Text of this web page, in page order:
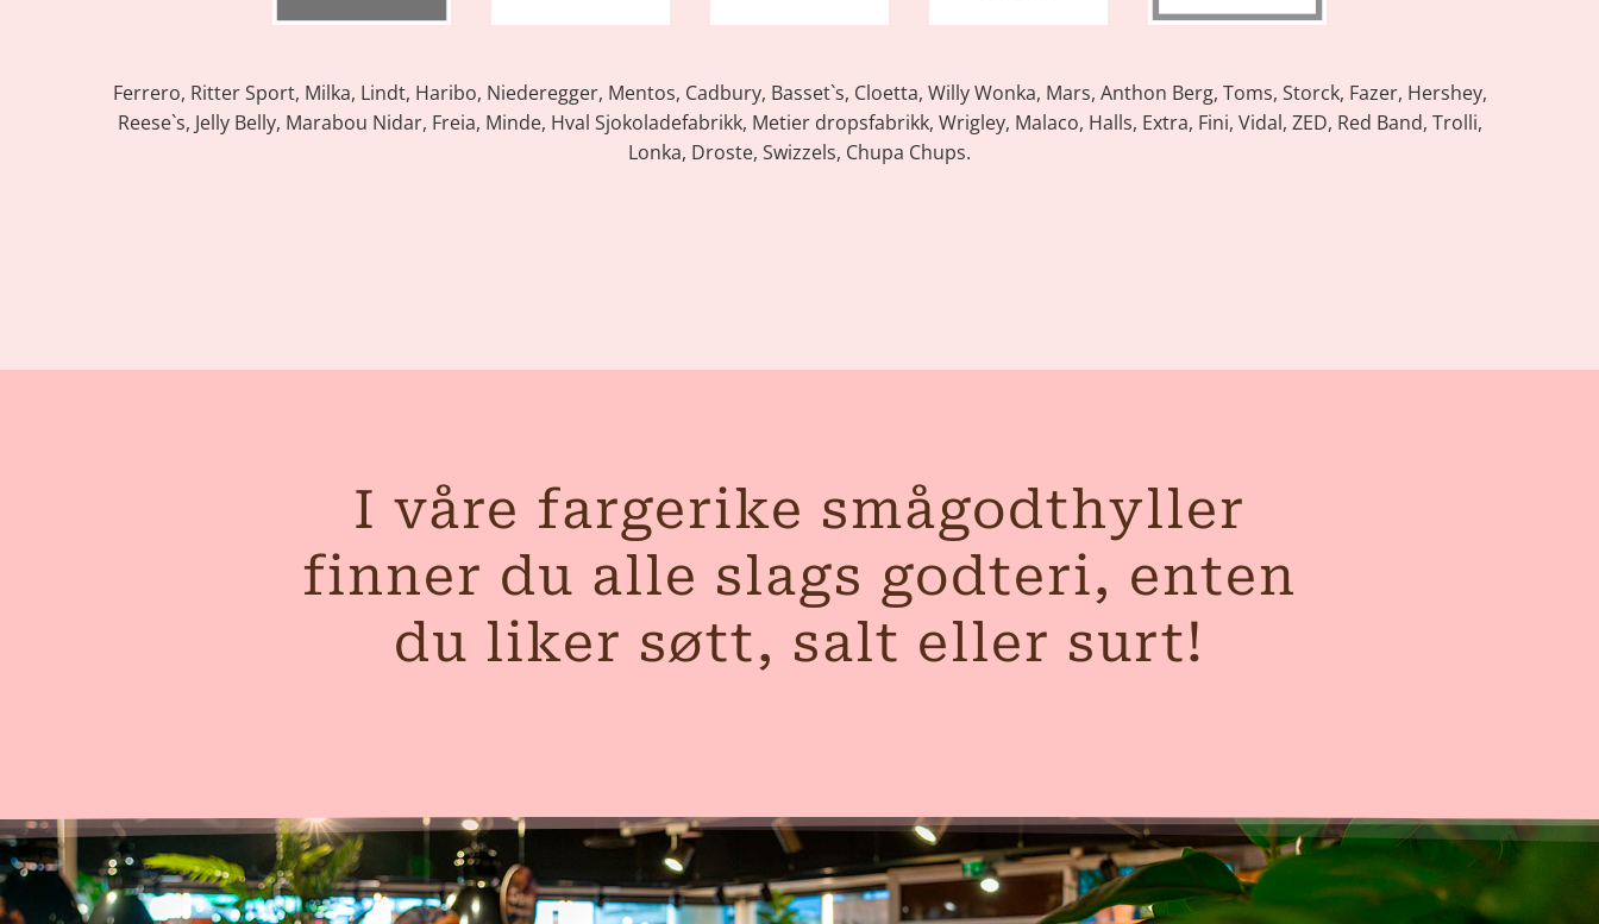
Ferrero, Ritter Sport, Milka, Lindt, Haribo, Niederegger, Mentos, Cadbury, Basset`s, Cloetta, Willy Wonka, Mars, Anthon Berg, Toms, Storck, Fazer, Hershey,
Reese`s, Jelly Belly, Marabou Nidar, Freia, Minde, Hval Sjokoladefabrikk, Metier dropsfabrikk, Wrigley, Malaco, Halls, Extra, Fini, Vidal, ZED, Red Band, Trolli,
Lonka, Droste, Swizzels, Chupa Chups.
I våre fargerike smågodthyller
finner du alle slags godteri, enten
du liker søtt, salt eller surt!